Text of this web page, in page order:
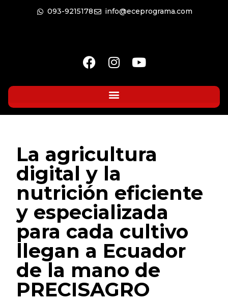
093-9215178 info@eceprograma.com
La agricultura
digital y la
nutrición eficiente
y especializada
para cada cultivo
llegan a Ecuador
de la mano de
PRECISAGRO